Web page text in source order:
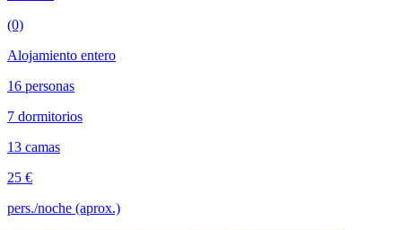
(0)
Alojamiento entero
16 personas
7 dormitorios
13 camas
25 €
pers./noche (aprox.)